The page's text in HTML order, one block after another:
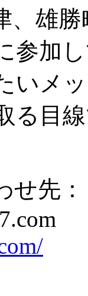
、雄
参加
いメ
る目
せ先：